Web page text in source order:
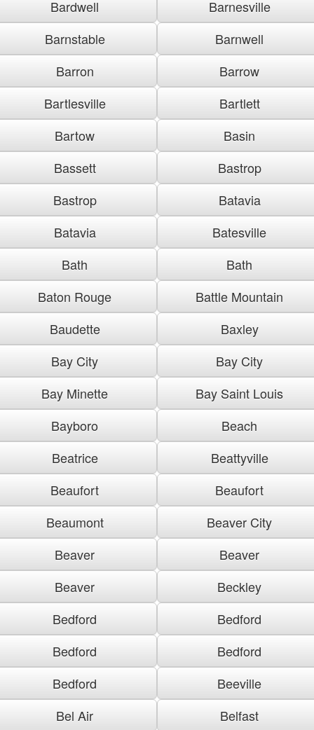
Bardwell
Barnesville
Barnstable
Barnwell
Barron
Barrow
Bartlesville
Bartlett
Bartow
Basin
Bassett
Bastrop
Bastrop
Batavia
Batavia
Batesville
Bath
Bath
Baton Rouge
Battle Mountain
Baudette
Baxley
Bay City
Bay City
Bay Minette
Bay Saint Louis
Bayboro
Beach
Beatrice
Beattyville
Beaufort
Beaufort
Beaumont
Beaver City
Beaver
Beaver
Beaver
Beckley
Bedford
Bedford
Bedford
Bedford
Bedford
Beeville
Bel Air
Belfast